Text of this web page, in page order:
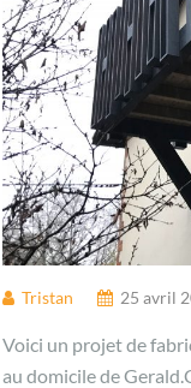
Tristan 25 avril
Voici un projet de
au domicile de